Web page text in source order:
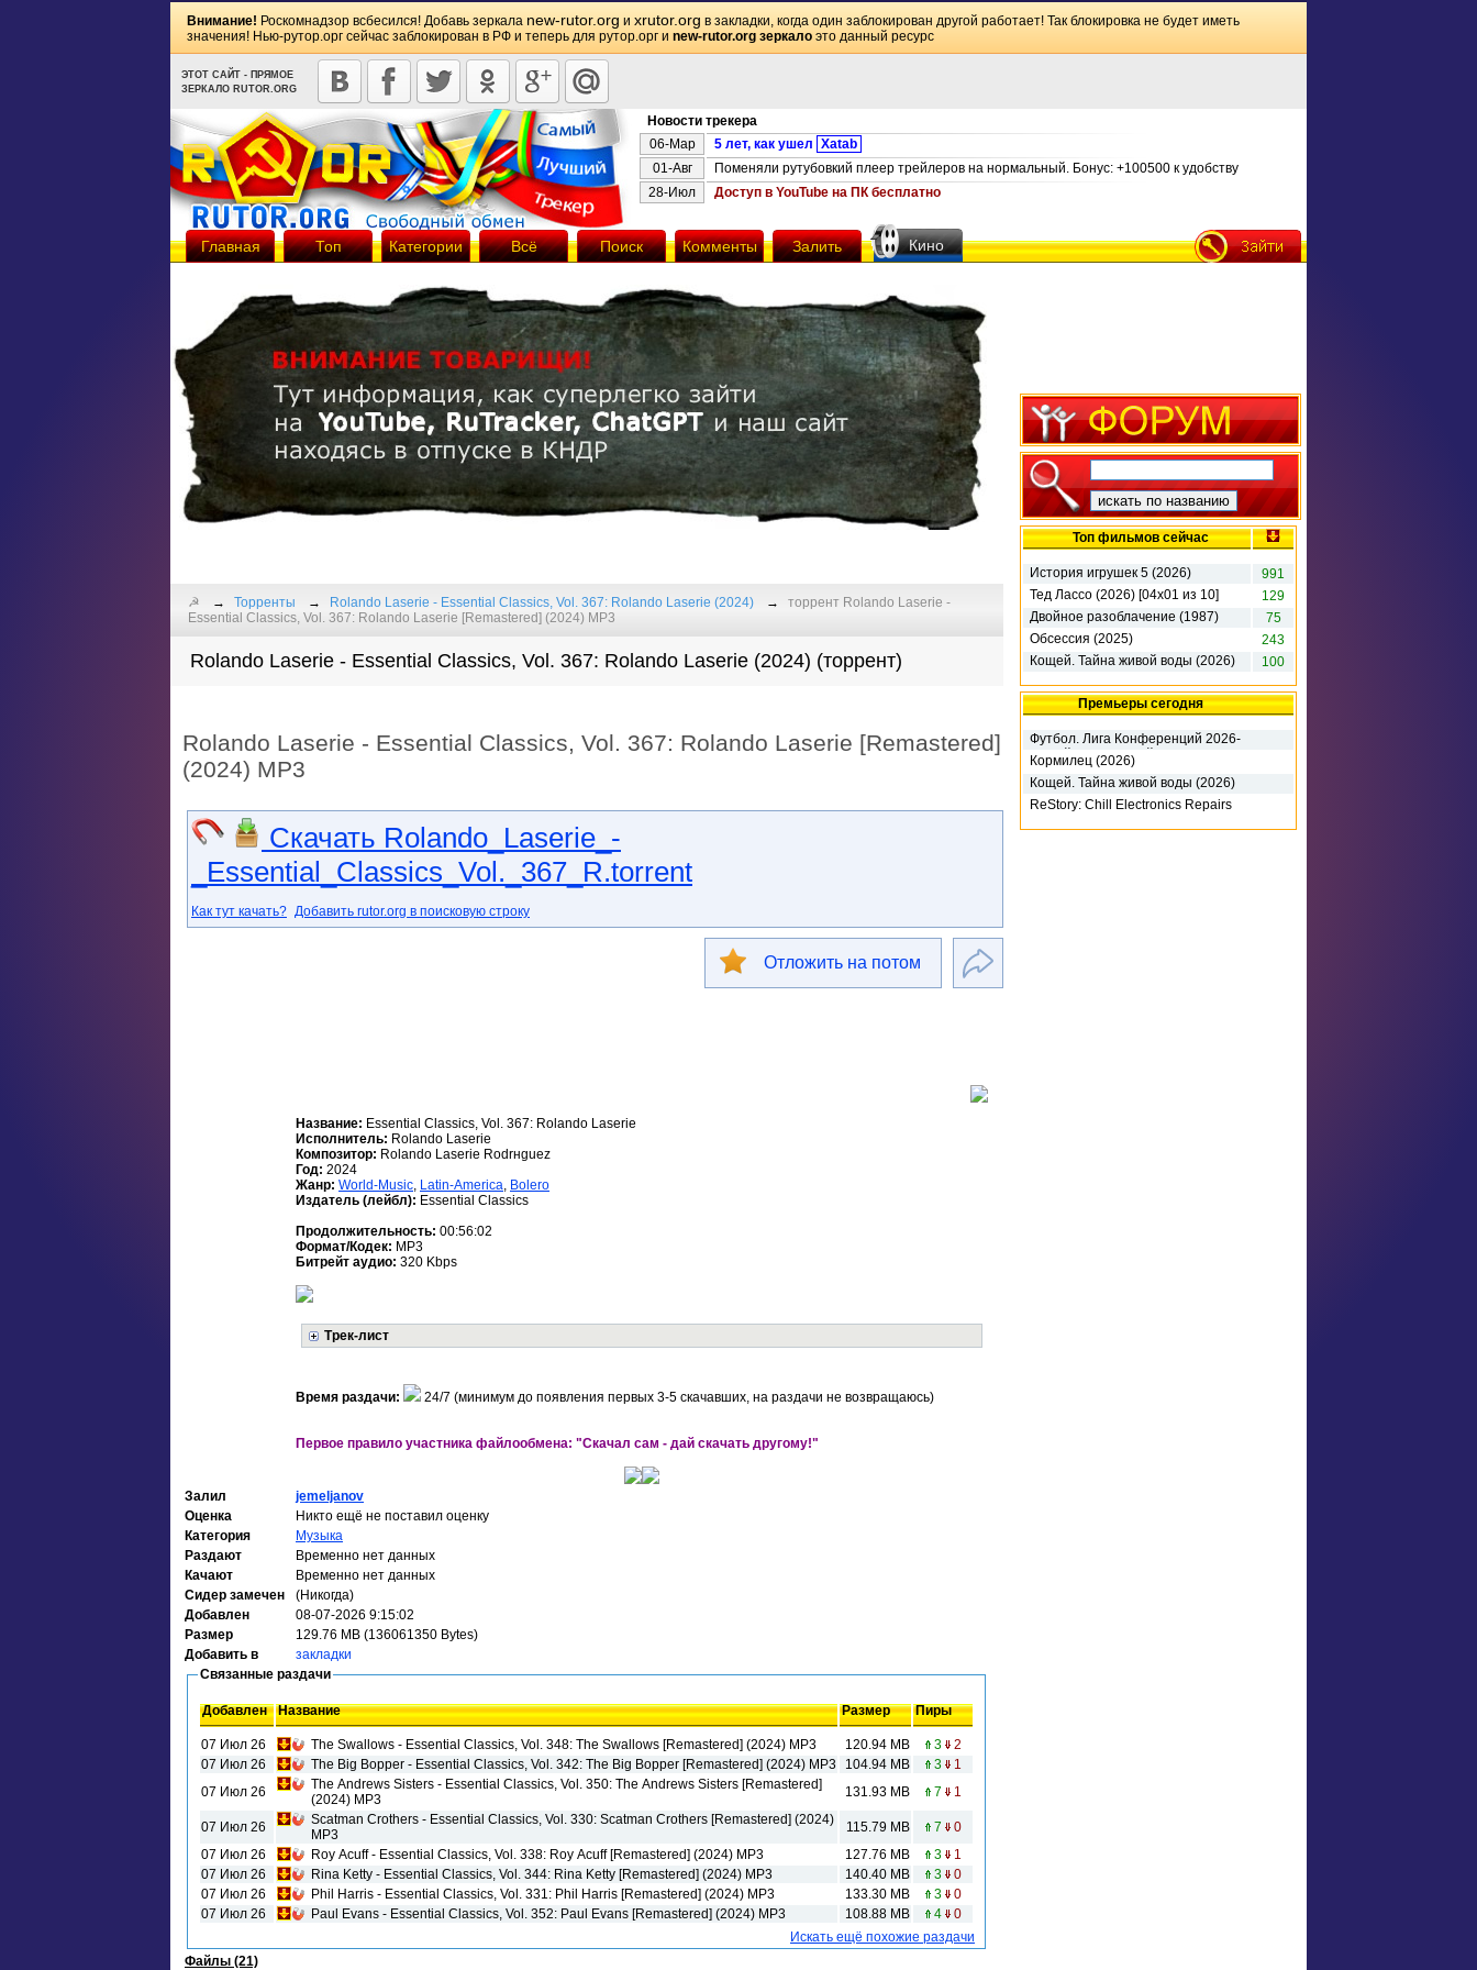
Внимание! Роскомнадзор всбесился! Добавь зеркала new-rutor.org и xrutor.org в закладки, когда один заблокирован другой работает! Так блокировка не будет иметь
значения! Нью-рутор.орг сейчас заблокирован в РФ и теперь для рутор.орг и new-rutor.org зеркало это данный ресурс
ЭТОТ САЙТ - ПРЯМОЕ
ЗЕРКАЛО RUTOR.ORG
Новости трекера
06-Мар
5 лет, как ушел Xatab
01-Авг
Поменяли рутубовкий плеер трейлеров на нормальный. Бонус: +100500 к удобству
28-Июл
Доступ в YouTube на ПК бесплатно
Главная Топ Категории Всё Поиск Комменты Залить Кино
☭ Торренты Rolando Laserie - Essential Classics, Vol. 367: Rolando Laserie (2024)
торрент Rolando Laserie -
Essential Classics, Vol. 367: Rolando Laserie [Remastered] (2024) MP3
Rolando Laserie - Essential Classics, Vol. 367: Rolando Laserie (2024) (торрент)
Rolando Laserie - Essential Classics, Vol. 367: Rolando Laserie [Remastered]
(2024) MP3
Скачать Rolando_Laserie_-
_Essential_Classics_Vol._367_R.torrent
Как тут качать? Добавить rutor.org в поисковую строку
Отложить на потом
Название: Essential Classics, Vol. 367: Rolando Laserie
Исполнитель: Rolando Laserie
Композитор: Rolando Laserie Rodrнguez
Год: 2024
Жанр: World-Music, Latin-America, Bolero
Издатель (лейбл): Essential Classics
Продолжительность: 00:56:02
Формат/Кодек: MP3
Битрейт аудио: 320 Kbps
Трек-лист
Время раздачи: 24/7 (минимум до появления первых 3-5 скачавших, на раздачи не возвращаюсь)
Первое правило участника файлообмена: "Скачал сам - дай скачать другому!"
Залил
jemeljanov
Оценка
Никто ещё не поставил оценку
Категория
Музыка
Раздают
Временно нет данных
Качают
Временно нет данных
Сидер замечен
(Никогда)
Добавлен
08-07-2026 9:15:02
Размер
129.76 MB (136061350 Bytes)
Добавить в
закладки
Связанные раздачи
Добавлен Название Размер Пиры
07 Июл 26 The Swallows - Essential Classics, Vol. 348: The Swallows [Remastered] (2024) MP3 120.94 MB 3 2
07 Июл 26
The Big Bopper - Essential Classics, Vol. 342: The Big Bopper [Remastered] (2024) MP3 104.94 MB 3
1
07 Июл 26
The Andrews Sisters - Essential Classics, Vol. 350: The Andrews Sisters [Remastered]
(2024) MP3
131.93 MB 7 1
07 Июл 26
Scatman Crothers - Essential Classics, Vol. 330: Scatman Crothers [Remastered] (2024)
MP3
115.79 MB 7
0
07 Июл 26
Roy Acuff - Essential Classics, Vol. 338: Roy Acuff [Remastered] (2024) MP3 127.76 MB 3 1
07 Июл 26
Rina Ketty - Essential Classics, Vol. 344: Rina Ketty [Remastered] (2024) MP3 140.40 MB 3
0
07 Июл 26
Phil Harris - Essential Classics, Vol. 331: Phil Harris [Remastered] (2024) MP3 133.30 MB 3 0
07 Июл 26
Paul Evans - Essential Classics, Vol. 352: Paul Evans [Remastered] (2024) MP3 108.88 MB 4 0
Искать ещё похожие раздачи
Файлы (21)
Топ фильмов сейчас
История игрушек 5 (2026)
991
Тед Лассо (2026) [04х01 из 10]
129
Двойное разоблачение (1987)
75
Обсессия (2025)
243
Кощей. Тайна живой воды (2026)
100
Премьеры сегодня
Футбол. Лига Конференций 2026-
27. 3-й кв раунд. 1-й матч. Динамо
К (2026)
Кормилец (2026)
Кощей. Тайна живой воды (2026)
ReStory: Chill Electronics Repairs